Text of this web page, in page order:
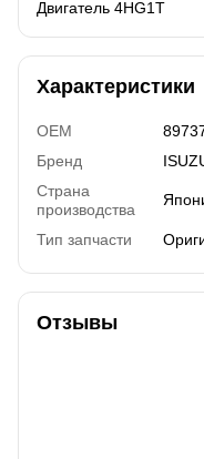
Двигатель 4HG1T
Характеристики
OEM
Бренд
Страна
производства
Тип запчасти
Отзывы